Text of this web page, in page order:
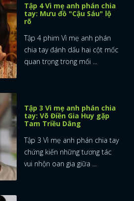
Tập 4 Vì mẹ anh phán chia
tay: Mưu đồ "Cậu Sáu" lộ
rõ
Tập 4 phim Vì mẹ anh phán
chia tay đánh dấu hai cột mốc
quan trọng trong mối ...
Tập 3 Vì mẹ anh phán chia
tay: Võ Điền Gia Huy gặp
Tam Triều Dâng
Tập 3 Vì mẹ anh phán chia tay
chứng kiến những tương tác
vui nhộn oan gia giữa ...